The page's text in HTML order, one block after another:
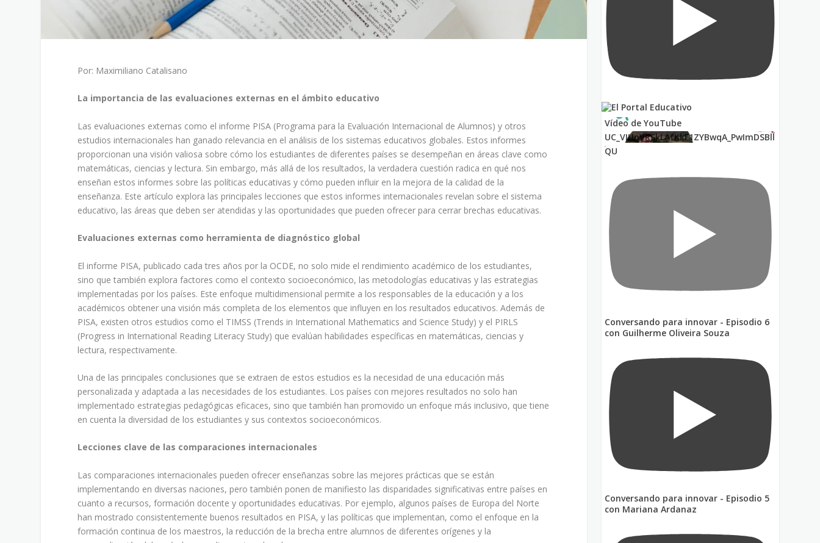
Por: Maximiliano Catalisano
La importancia de las evaluaciones externas en el ámbito educativo
Las evaluaciones externas como el informe PISA (Programa para la Evaluación Internacional de Alumnos) y otros
estudios internacionales han ganado relevancia en el análisis de los sistemas educativos globales. Estos informes
proporcionan una visión valiosa sobre cómo los estudiantes de diferentes países se desempeñan en áreas clave como
matemáticas, ciencias y lectura. Sin embargo, más allá de los resultados, la verdadera cuestión radica en qué nos
enseñan estos informes sobre las políticas educativas y cómo pueden influir en la mejora de la calidad de la
enseñanza. Este artículo explora las principales lecciones que estos informes internacionales revelan sobre el sistema
educativo, las áreas que deben ser atendidas y las oportunidades que pueden ofrecer para cerrar brechas educativas.
Evaluaciones externas como herramienta de diagnóstico global
El informe PISA, publicado cada tres años por la OCDE, no solo mide el rendimiento académico de los estudiantes,
sino que también explora factores como el contexto socioeconómico, las metodologías educativas y las estrategias
implementadas por los países. Este enfoque multidimensional permite a los responsables de la educación y a los
académicos obtener una visión más completa de los elementos que influyen en los resultados educativos. Además de
PISA, existen otros estudios como el TIMSS (Trends in International Mathematics and Science Study) y el PIRLS
(Progress in International Reading Literacy Study) que evalúan habilidades específicas en matemáticas, ciencias y
lectura, respectivamente.
Una de las principales conclusiones que se extraen de estos estudios es la necesidad de una educación más
personalizada y adaptada a las necesidades de los estudiantes. Los países con mejores resultados no solo han
implementado estrategias pedagógicas eficaces, sino que también han promovido un enfoque más inclusivo, que tiene
en cuenta la diversidad de los estudiantes y sus contextos socioeconómicos.
Lecciones clave de las comparaciones internacionales
Las comparaciones internacionales pueden ofrecer enseñanzas sobre las mejores prácticas que se están
implementando en diversas naciones, pero también ponen de manifiesto las disparidades significativas entre países en
cuanto a recursos, formación docente y oportunidades educativas. Por ejemplo, algunos países de Europa del Norte
han mostrado consistentemente buenos resultados en PISA, y las políticas que implementan, como el enfoque en la
formación continua de los maestros, la reducción de la brecha entre alumnos de diferentes orígenes y la
Vídeo de YouTube
UC_VIUnVRSkLAfKkF1ZYBwqA_PwImDSBll
QU
Conversando para innovar - Episodio 6
con Guilherme Oliveira Souza
Conversando para innovar - Episodio 5
con Mariana Ardanaz